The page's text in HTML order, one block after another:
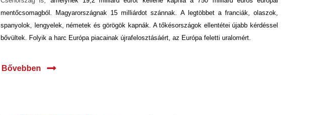
mentőcsomagból. Magyarországnak 15 milliárdot szánnak. A legtöbbet a franciák, olaszok,
spanyolok, lengyelek, németek és görögök kapnák. A tőkésországok ellentétei újabb kérdéssel
bővültek. Folyik a harc Európa piacainak újrafelosztásáért, az Európa feletti uralomért.
Bővebben